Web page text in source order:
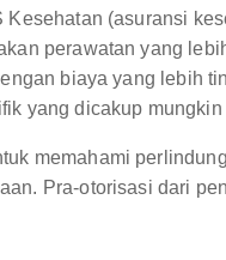
(asuransi
perawatan yang
biaya yang lebih
yang dicakup
memahami
Pra-otorisasi dari